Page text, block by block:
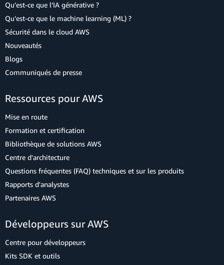
Qu’est-ce que l’IA générative ?
Qu’est-ce que le machine learning (ML) ?
Sécurité dans le cloud AWS
Nouveautés
Blogs
Communiqués de presse
Ressources pour AWS
Mise en route
Formation et certification
Bibliothèque de solutions AWS
Centre d'architecture
Questions fréquentes (FAQ) techniques et sur les produits
Rapports d'analystes
Partenaires AWS
Développeurs sur AWS
Centre pour développeurs
Kits SDK et outils